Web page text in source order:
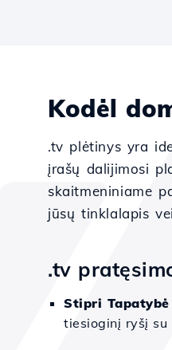
Kodėl
.tv plėtinys yra
įrašų dalijimosi
skaitmeniniame
jūsų tinklalapis
.tv
Stipri
tiesioginį ryšį su